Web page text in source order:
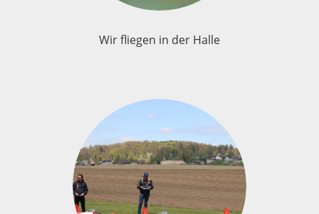
Wir fliegen in der Halle